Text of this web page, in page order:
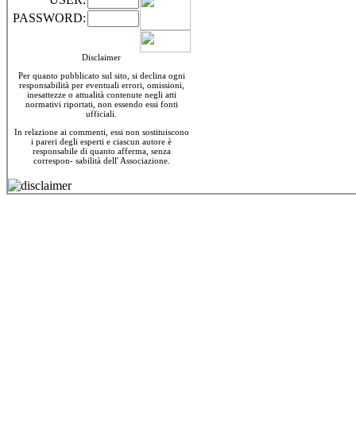
PASSWORD:
Disclaimer
Per quanto pubblicato sul sito, si declina ogni
responsabilità per eventuali errori, omissioni,
inesattezze o attualità contenute negli atti
normativi riportati, non essendo essi fonti
ufficiali.
In relazione ai commenti, essi non sostituiscono
i pareri degli esperti e ciascun autore è
responsabile di quanto afferma, senza
correspon- sabilità dell' Associazione.